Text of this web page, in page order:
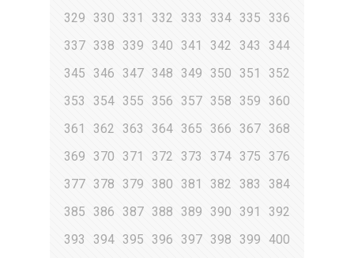
329
330 331 332 333 334 335
336
337 338 339 340 341 342 343
344
345
346 347 348 349 350 351
352
353
354 355 356 357 358 359 360
361
362 363 364 365 366 367 368
369
370 371 372 373 374 375 376
377 378 379 380 381 382 383
384
385
386 387 388 389 390 391
392
393
394 395 396 397 398 399
400